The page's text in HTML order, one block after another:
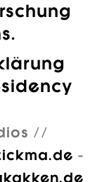
//
-